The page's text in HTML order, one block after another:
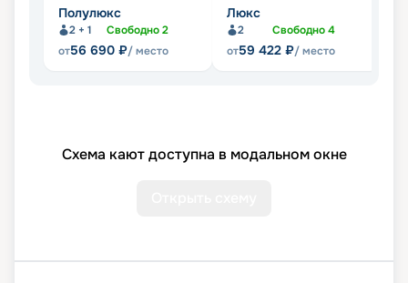
Полулюкс
2 + 1 Свободно2
от56 690 ₽/ место
Люкс
2 Свободно4
от59 422 ₽/ место
Схема кают доступна в модальном окне